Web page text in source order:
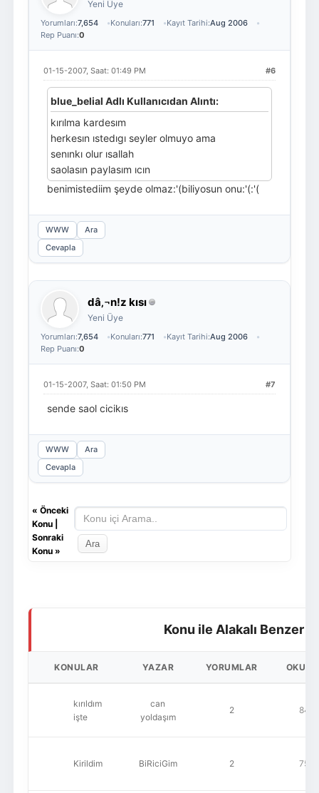
Yeni Üye
Yorumları:7,654 Konuları:771 Kayıt Tarihi:Aug 2006
Rep Puanı:0
#6
01-15-2007, Saat: 01:49 PM
blue_belial Adlı Kullanıcıdan Alıntı:
kırılma kardesım
herkesın ıstedıgı seyler olmuyo ama
senınkı olur ısallah
saolasın paylasım ıcın
benimistediim şeyde olmaz:'(biliyosun onu:'(:'(
WWW
Ara
Cevapla
dâ‚¬n!z kısı
Yeni Üye
Yorumları:7,654 Konuları:771 Kayıt Tarihi:Aug 2006
Rep Puanı:0
#7
01-15-2007, Saat: 01:50 PM
sende saol cicikıs
WWW
Ara
Cevapla
« Önceki
Konu|
Sonraki
Konu»
Konu ile Alakalı Benzer
KONULAR YAZAR YORUMLAR
kırıldım
işte
can
yoldaşım
2 846
Kirildim BiRiciGim 2 752